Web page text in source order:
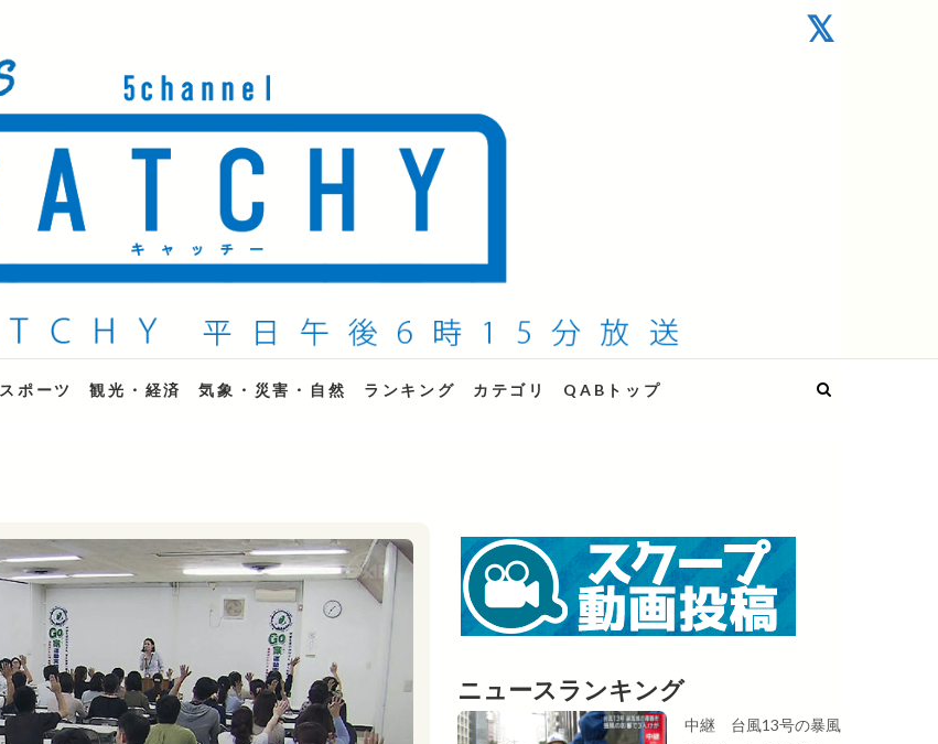
スポーツ 観光・経済 気象・災害・自然 ランキング カテゴリ QABトップ
ニュースランキング
中継 台風13号の暴風